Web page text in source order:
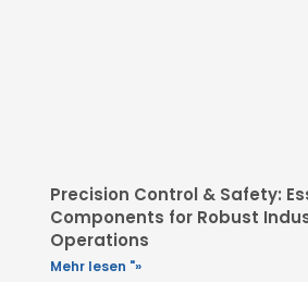
Precision Control & Safety:
Components for Robust
Operations
Mehr lesen "»